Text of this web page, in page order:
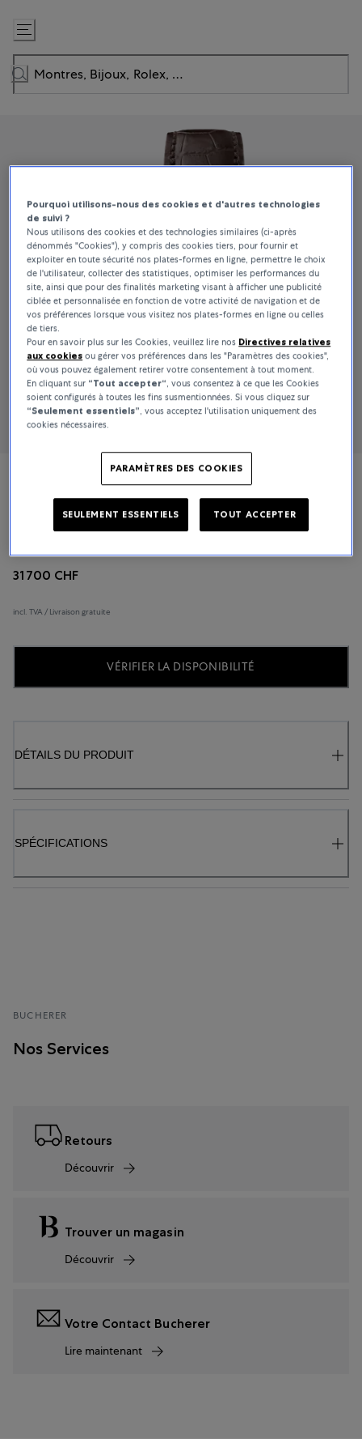
Passer
au
contenu
Vacheron Constantin
Patrimony
31 700 CHF
incl. TVA / Livraison gratuite
VÉRIFIER LA DISPONIBILITÉ
DÉTAILS DU PRODUIT
SPÉCIFICATIONS
BUCHERER
Nos Services
Retours
Découvrir
Trouver un magasin
Découvrir
Votre Contact Bucherer
Lire maintenant
Pourquoi utilisons-nous des cookies et d'autres technologies
de suivi ?
Nous utilisons des cookies et des technologies similaires (ci-après
dénommés "Cookies"), y compris des cookies tiers, pour fournir et
exploiter en toute sécurité nos plates-formes en ligne, permettre le choix
de l'utilisateur, collecter des statistiques, optimiser les performances du
site, ainsi que pour des finalités marketing visant à afficher une publicité
ciblée et personnalisée en fonction de votre activité de navigation et de
vos préférences lorsque vous visitez nos plates-formes en ligne ou celles
de tiers.
Pour en savoir plus sur les Cookies, veuillez lire nos Directives relatives
aux cookies ou gérer vos préférences dans les "Paramètres des cookies",
où vous pouvez également retirer votre consentement à tout moment.
En cliquant sur “Tout accepter“ , vous consentez à ce que les Cookies
soient configurés à toutes les fins susmentionnées. Si vous cliquez sur
“Seulement essentiels” , vous acceptez l'utilisation uniquement des
cookies nécessaires.
PARAMÈTRES DES COOKIES
SEULEMENT ESSENTIELS TOUT ACCEPTER